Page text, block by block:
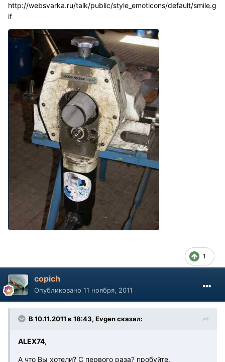
http://websvarka.ru/talk/public/style_emoticons/default/smile.g
if
1
copich
Опубликовано 11 ноября, 2011
В 10.11.2011 в 18:43, Evgen сказал:
ALEX74,
А что Вы хотели? С первого раза? пробуйте.